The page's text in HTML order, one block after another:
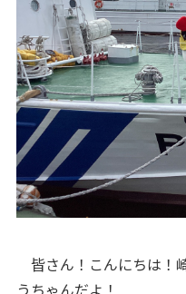
皆さん！こんにちは！
うちゃんだよ！